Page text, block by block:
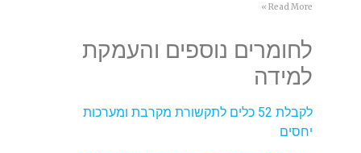
Read More »
לחומרים נוספים והעמקת
למידה
לקבלת 52 כלים לתקשורת מקרבת ומערכות
יחסים